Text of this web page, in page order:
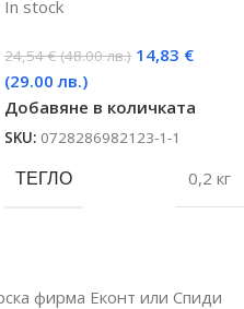
In stock
24,54€ (48.00 лв.) 14,83 €
(29.00 лв.)
Добавяне в количката
SKU: 0728286982123-1-1
ТЕГЛО 0,2 кг
фирма Еконт или Спиди